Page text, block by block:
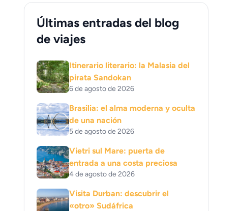
Últimas entradas del blog
de viajes
Itinerario literario: la Malasia del
pirata Sandokan
6 de agosto de 2026
Brasilia: el alma moderna y oculta
de una nación
5 de agosto de 2026
Vietri sul Mare: puerta de
entrada a una costa preciosa
4 de agosto de 2026
Visita Durban: descubrir el
«otro» Sudáfrica